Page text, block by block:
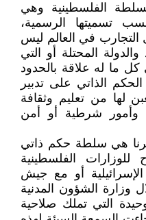
الفلسطينية وهي
تسميتها الرسمية،
في العالم ليس
المحتلة أو التي
ما له علاقة بالحدود
الذاتي على تدبير
لها من تعليم وثقافة
وأمور شرطية أو أمن
هي سلطة حكم ذاتي
الفلسطينية
أو مع جيش
وزارة الشؤون المدنية
التي تملك صلاحية